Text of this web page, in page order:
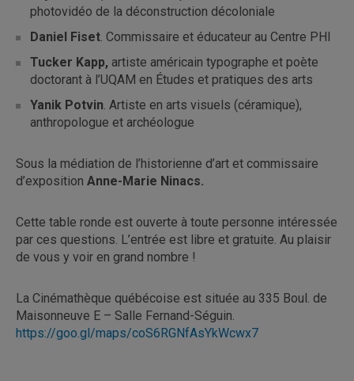
photovidéo de la déconstruction décoloniale
Daniel Fiset. Commissaire et éducateur au Centre PHI
Tucker Kapp, artiste américain typographe et poète
doctorant à l’UQAM en Études et pratiques des arts
Yanik Potvin. Artiste en arts visuels (céramique),
anthropologue et archéologue
Sous la médiation de l’historienne d’art et commissaire
d’exposition Anne-Marie Ninacs.
Cette table ronde est ouverte à toute personne intéressée
par ces questions. L’entrée est libre et gratuite. Au plaisir
de vous y voir en grand nombre !
La Cinémathèque québécoise est située au 335 Boul. de
Maisonneuve E – Salle Fernand-Séguin.
https://goo.gl/maps/coS6RGNfAsYkWcwx7